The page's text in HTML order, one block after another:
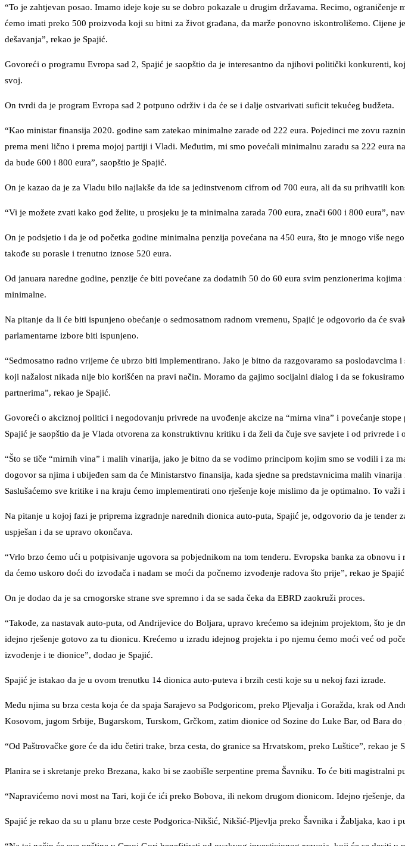
“To je zahtjevan posao. Imamo ideje koje su se dobro pokazale u drugim državama. Recimo, ograničenje
ćemo imati preko 500 proizvoda koji su bitni za život građana, da marže ponovno iskontrolišemo. Cijene
dešavanja”, rekao je Spajić.
Govoreći o programu Evropa sad 2, Spajić je saopštio da je interesantno da njihovi politički konkurenti,
svoj.
On tvrdi da je program Evropa sad 2 potpuno održiv i da će se i dalje ostvarivati suficit tekućeg budžeta.
“Kao ministar finansija 2020. godine sam zatekao minimalne zarade od 222 eura. Pojedinci me zovu
prema meni lično i prema mojoj partiji i Vladi. Međutim, mi smo povećali minimalnu zaradu sa 222 eura
da bude 600 i 800 eura”, saopštio je Spajić.
On je kazao da je za Vladu bilo najlakše da ide sa jedinstvenom cifrom od 700 eura, ali da su prihvatili
“Vi je možete zvati kako god želite, u prosjeku je ta minimalna zarada 700 eura, znači 600 i 800 eura”,
On je podsjetio i da je od početka godine minimalna penzija povećana na 450 eura, što je mnogo više
takođe su porasle i trenutno iznose 520 eura.
Od januara naredne godine, penzije će biti povećane za dodatnih 50 do 60 eura svim penzionerima
minimalne.
Na pitanje da li će biti ispunjeno obećanje o sedmosatnom radnom vremenu, Spajić je odgovorio da će
parlamentarne izbore biti ispunjeno.
“Sedmosatno radno vrijeme će ubrzo biti implementirano. Jako je bitno da razgovaramo sa
koji nažalost nikada nije bio korišćen na pravi način. Moramo da gajimo socijalni dialog i da se
partnerima”, rekao je Spajić.
Govoreći o akciznoj politici i negodovanju privrede na uvođenje akcize na “mirna vina” i povećanje stope
Spajić je saopštio da je Vlada otvorena za konstruktivnu kritiku i da želi da čuje sve savjete i od privrede i
“Što se tiče “mirnih vina” i malih vinarija, jako je bitno da se vodimo principom kojim smo se vodili i za
dogovor sa njima i ubijeđen sam da će Ministarstvo finansija, kada sjedne sa predstavnicima malih
Saslušaćemo sve kritike i na kraju ćemo implementirati ono rješenje koje mislimo da je optimalno. To važi
Na pitanje u kojoj fazi je priprema izgradnje narednih dionica auto-puta, Spajić je, odgovorio da je tender
uspješan i da se upravo okončava.
“Vrlo brzo ćemo ući u potpisivanje ugovora sa pobjednikom na tom tenderu. Evropska banka za obnovu
da ćemo uskoro doći do izvođača i nadam se moći da počnemo izvođenje radova što prije”, rekao je
On je dodao da je sa crnogorske strane sve spremno i da se sada čeka da EBRD zaokruži proces.
“Takođe, za nastavak auto-puta, od Andrijevice do Boljara, upravo krećemo sa idejnim projektom, što je
idejno rješenje gotovo za tu dionicu. Krećemo u izradu idejnog projekta i po njemu ćemo moći već od
izvođenje i te dionice”, dodao je Spajić.
Spajić je istakao da je u ovom trenutku 14 dionica auto-puteva i brzih cesti koje su u nekoj fazi izrade.
Među njima su brza cesta koja će da spaja Sarajevo sa Podgoricom, preko Pljevalja i Goražda, krak od
Kosovom, jugom Srbije, Bugarskom, Turskom, Grčkom, zatim dionice od Sozine do Luke Bar, od Bara do
“Od Paštrovačke gore će da idu četiri trake, brza cesta, do granice sa Hrvatskom, preko Luštice”, rekao je
Planira se i skretanje preko Brezana, kako bi se zaobišle serpentine prema Šavniku. To će biti magistralni
“Napravićemo novi most na Tari, koji će ići preko Bobova, ili nekom drugom dionicom. Idejno rješenje,
Spajić je rekao da su u planu brze ceste Podgorica-Nikšić, Nikšić-Pljevlja preko Šavnika i Žabljaka, kao i